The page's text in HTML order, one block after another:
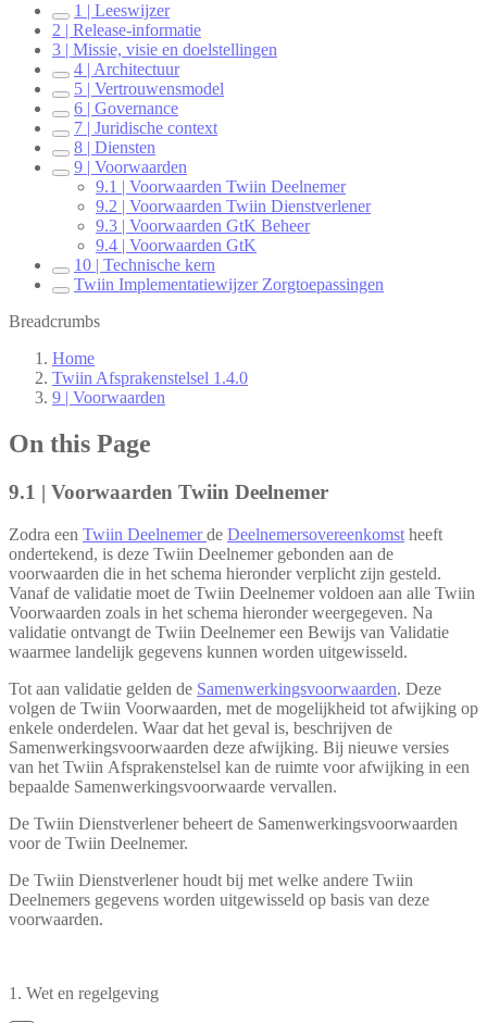
1 | Leeswijzer
2 | Release-informatie
3 | Missie, visie en doelstellingen
4 | Architectuur
5 | Vertrouwensmodel
6 | Governance
7 | Juridische context
8 | Diensten
9 | Voorwaarden
9.1 | Voorwaarden Twiin Deelnemer
9.2 | Voorwaarden Twiin Dienstverlener
9.3 | Voorwaarden GtK Beheer
9.4 | Voorwaarden GtK
10 | Technische kern
Twiin Implementatiewijzer Zorgtoepassingen
Breadcrumbs
Home
Twiin Afsprakenstelsel 1.4.0
9 | Voorwaarden
On this Page
9.1 | Voorwaarden Twiin Deelnemer
Zodra een Twiin Deelnemerde Deelnemersovereenkomst heeft
ondertekend, is deze Twiin Deelnemer gebonden aan de
voorwaarden die in het schema hieronder verplicht zijn gesteld.
Vanaf de validatie moet de Twiin Deelnemer voldoen aan alle Twiin
Voorwaarden zoals in het schema hieronder weergegeven. Na
validatie ontvangt de Twiin Deelnemer een Bewijs van Validatie
waarmee landelijk gegevens kunnen worden uitgewisseld.
Tot aan validatie gelden de Samenwerkingsvoorwaarden. Deze
volgen de Twiin Voorwaarden, met de mogelijkheid tot afwijking op
enkele onderdelen. Waar dat het geval is, beschrijven de
Samenwerkingsvoorwaarden deze afwijking. Bij nieuwe versies
van het Twiin Afsprakenstelsel kan de ruimte voor afwijking in een
bepaalde Samenwerkingsvoorwaarde vervallen.
De Twiin Dienstverlener beheert de Samenwerkingsvoorwaarden
voor de Twiin Deelnemer.
De Twiin Dienstverlener houdt bij met welke andere Twiin
Deelnemers gegevens worden uitgewisseld op basis van deze
voorwaarden.
1. Wet en regelgeving